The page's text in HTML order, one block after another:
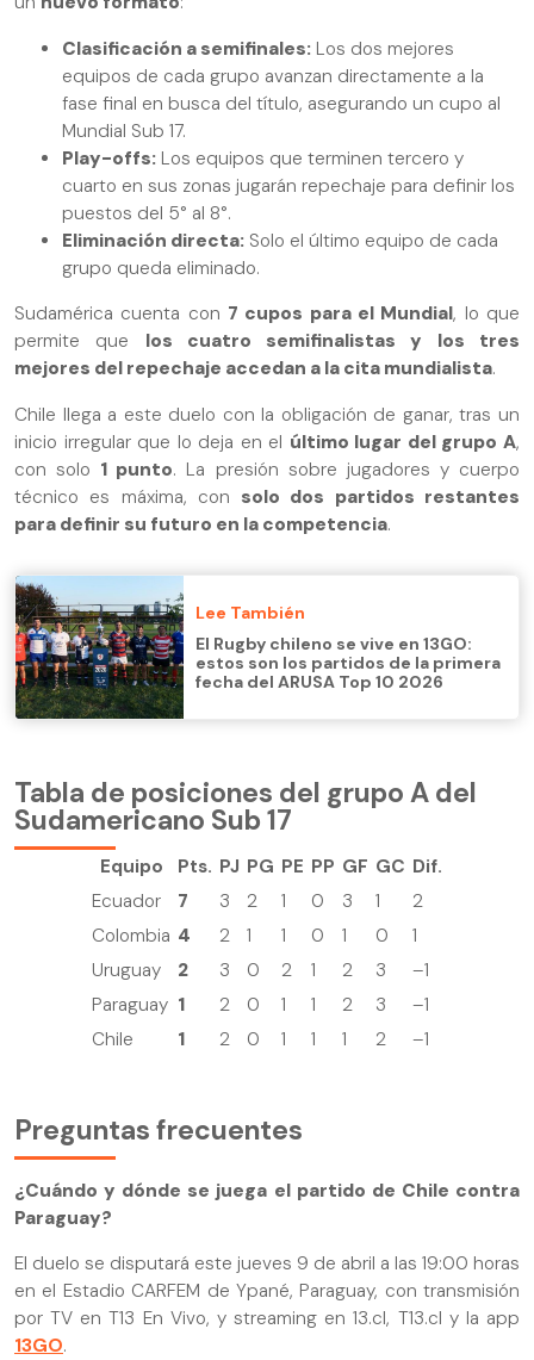
Clasificación a semifinales: Los dos mejores
equipos de cada grupo avanzan directamente a la
fase final en busca del título, asegurando un cupo al
Mundial Sub 17.
Play-offs: Los equipos que terminen tercero y
cuarto en sus zonas jugarán repechaje para definir los
puestos del 5° al 8°.
Eliminación directa: Solo el último equipo de cada
grupo queda eliminado.
Sudamérica cuenta con 7 cupos para el Mundial, lo que
permite que los cuatro semifinalistas y los tres
mejores del repechaje accedan a la cita mundialista.
Chile llega a este duelo con la obligación de ganar, tras un
inicio irregular que lo deja en el último lugar del grupo A,
con solo 1 punto. La presión sobre jugadores y cuerpo
técnico es máxima, con solo dos partidos restantes
para definir su futuro en la competencia.
Lee También
El Rugby chileno se vive en 13GO:
estos son los partidos de la primera
fecha del ARUSA Top 10 2026
Tabla de posiciones del grupo A del
Sudamericano Sub 17
Equipo Pts. PJ PG PE PP GF GC Dif.
Ecuador
7 3 2 1 0 3 1
2
Colombia 4 2 1 1 0 1 0
1
Uruguay
2 3 0 2 1 2 3
–1
Paraguay 1 2 0 1 1 2 3
–1
Chile
1 2 0 1 1 1 2 –1
Preguntas frecuentes
¿Cuándo y dónde se juega el partido de Chile contra
Paraguay?
El duelo se disputará este jueves 9 de abril a las 19:00 horas
en el Estadio CARFEM de Ypané, Paraguay, con transmisión
por TV en T13 En Vivo, y streaming en 13.cl, T13.cl y la app
13GO.